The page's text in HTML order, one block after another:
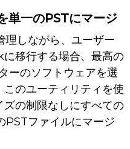
単一のPSTにマージ
しながら、ユーザー
移行する場合、最高の
ーのソフトウェアを選
のユーティリティを使
の制限なしにすべての
PSTファイルにマージ